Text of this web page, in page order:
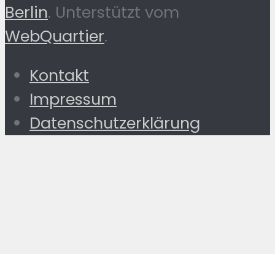
Berlin. Unterstützt vom
WebQuartier.
Kontakt
Impressum
Datenschutzerklärung